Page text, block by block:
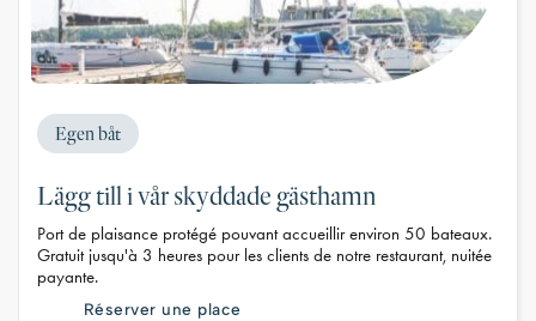
Egen båt
Lägg till i vår skyddade gästhamn
Port de plaisance protégé pouvant accueillir environ 50 bateaux.
Gratuit jusqu'à 3 heures pour les clients de notre restaurant, nuitée
payante.
Réserver une place